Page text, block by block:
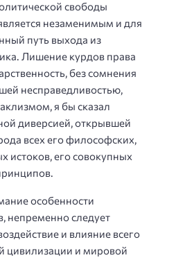
свободы
незаменимым и для
путь выхода из
Лишение курдов права
без сомнения
несправедливостью,
я бы сказал
диверсией, открывшей
всех его философских,
истоков, его совокупных
особенности
непременно следует
и влияние всего
цивилизации и мировой